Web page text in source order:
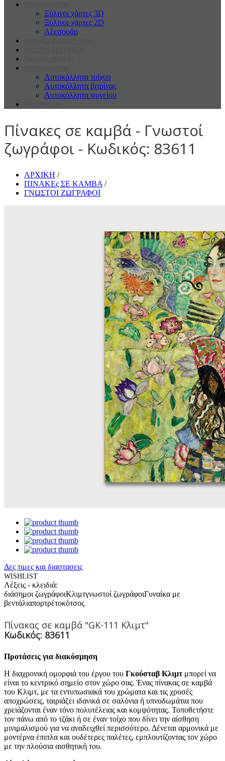
Ξύλινοι χάρτες 3D
Ξύλινοι χάρτες 2D
Αξεσουάρ
Αυτοκόλλητα τοίχου
Αυτοκόλλητα βιτρίνας
Αυτοκόλλητα ψυγείου
Πίνακες σε καμβά - Γνωστοί
ζωγράφοι - Κωδικός: 83611
ΑΡΧΙΚΗ /
ΠΙΝΑΚΕς ΣΕ ΚΑΜΒΑ /
ΓΝΩΣΤΟΙ ΖΩΓΡΑΦΟΙ
Δες τιμες και διαστασεις
WISHLIST
Λέξεις - κλειδιά:
διάσημοι ζωγράφοιΚλιμτγνωστοί ζωγράφοιΓυναίκα με
βεντάλιαπορτρέτοκότσος
Πίνακας σε καμβά "GK-111 Κλιμτ"
Κωδικός: 83611
Προτάσεις για διακόσμηση
Η διαχρονική ομορφιά του έργου του Γκούσταβ Κλιμτμπορεί να
είναι το κεντρικό σημείο στον χώρο σας. Ένας πίνακας σε καμβά
του Κλιμτ, με τα εντυπωσιακά του χρώματα και τις χρυσές
αποχρώσεις, ταιριάζει ιδανικά σε σαλόνια ή υπνοδωμάτια που
χρειάζονται έναν τόνο πολυτέλειας και κομψότητας. Τοποθετήστε
τον πάνω από το τζάκι ή σε έναν τοίχο που δίνει την αίσθηση
μινιμαλισμού για να αναδειχθεί περισσότερο. Δένεται αρμονικά με
μοντέρνα έπιπλα και ουδέτερες παλέτες, εμπλουτίζοντας τον χώρο
με την πλούσια αισθητική του.